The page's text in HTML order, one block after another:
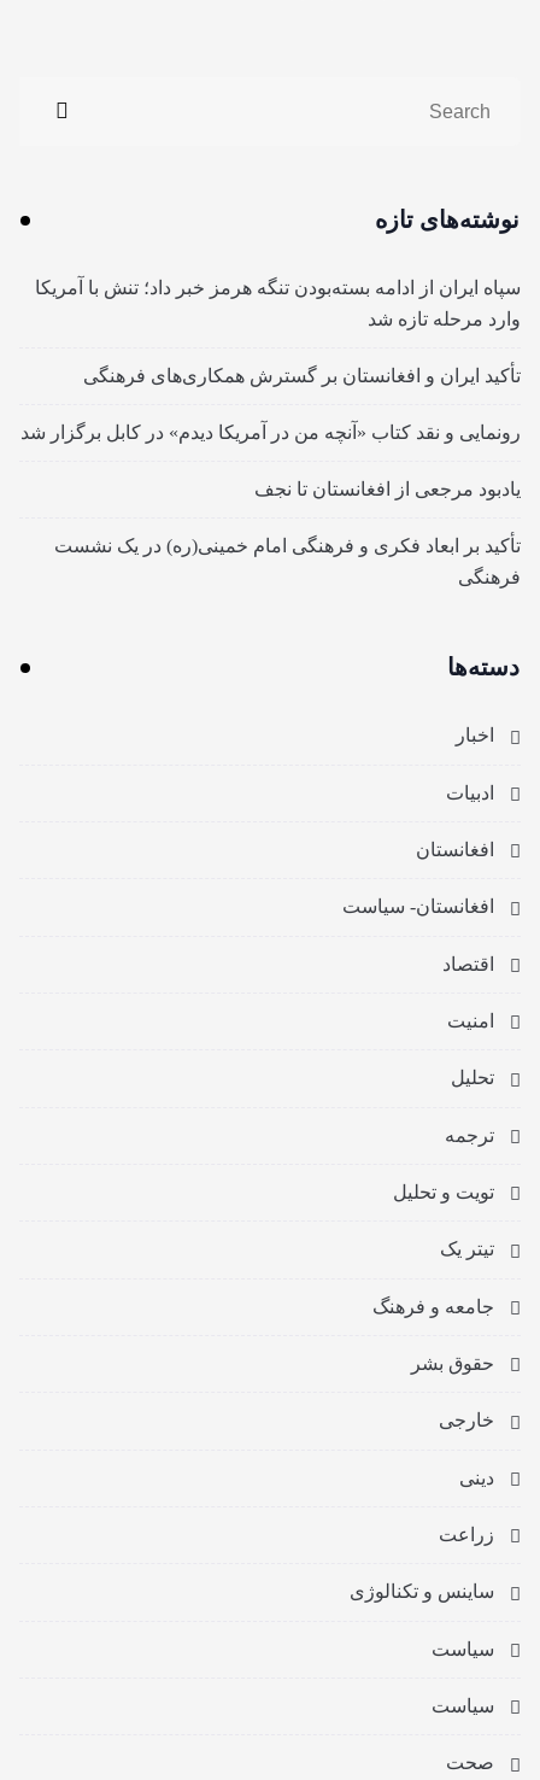
نوشته‌های تازه
سپاه ایران از ادامه بسته‌بودن تنگه هرمز خبر داد؛ تنش با آمریکا
وارد مرحله تازه شد
تأکید ایران و افغانستان بر گسترش همکاری‌های فرهنگی
رونمایی و نقد کتاب «آنچه من در آمریکا دیدم» در کابل برگزار شد
یادبود مرجعی از افغانستان تا نجف
تأکید بر ابعاد فکری و فرهنگی امام خمینی(ره) در یک نشست
فرهنگی
دسته‌ها
اخبار
ادبیات
افغانستان
افغانستان- سیاست
اقتصاد
امنیت
تحلیل
ترجمه
تویت و تحلیل
تیتر یک
جامعه و فرهنگ
حقوق بشر
خارجی
دینی
زراعت
ساینس و تکنالوژی
سیاست
سیاست
صحت